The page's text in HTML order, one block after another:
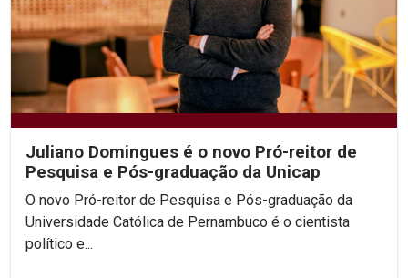
Juliano Domingues é o novo Pró-reitor de
Pesquisa e Pós-graduação da Unicap
O novo Pró-reitor de Pesquisa e Pós-graduação da
Universidade Católica de Pernambuco é o cientista
político e...